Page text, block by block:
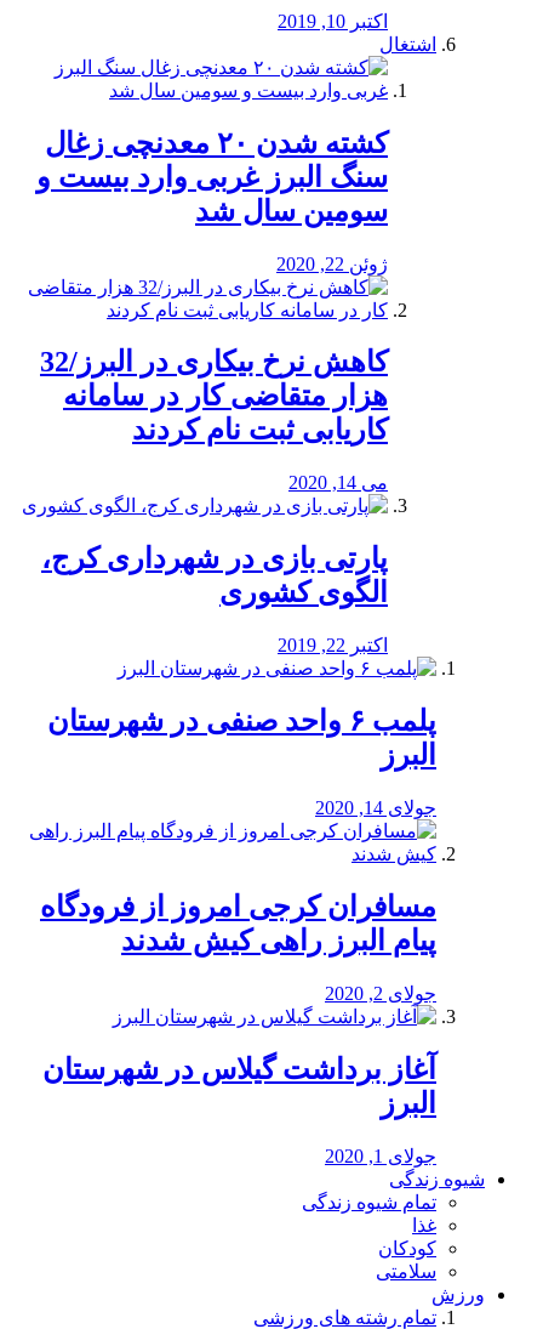
اکتبر 10, 2019
اشتغال
کشته شدن ۲۰ معدنچی زغال
سنگ البرز غربی وارد بیست و
سومین سال شد
ژوئن 22, 2020
کاهش نرخ بیکاری در البرز/32
هزار متقاضی کار در سامانه
کاریابی ثبت نام کردند
می 14, 2020
پارتی بازی در شهرداری کرج،
الگوی کشوری
اکتبر 22, 2019
پلمب ۶ واحد صنفی در شهرستان
البرز
جولای 14, 2020
مسافران کرجی امروز از فرودگاه
پیام البرز راهی کیش شدند
جولای 2, 2020
آغاز برداشت گیلاس در شهرستان
البرز
جولای 1, 2020
شیوه زندگی
تمام شیوه زندگی
غذا
کودکان
سلامتی
ورزش
تمام رشته های ورزشی